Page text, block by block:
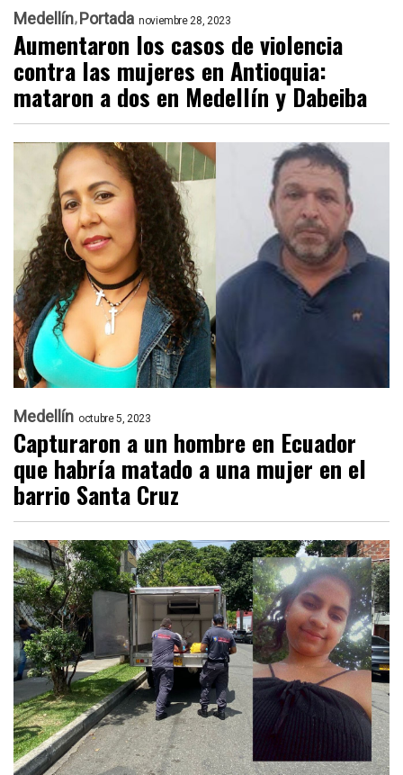
Medellín Portada noviembre 28, 2023
Aumentaron los casos de violencia
contra las mujeres en Antioquia:
mataron a dos en Medellín y Dabeiba
Medellín octubre 5, 2023
Capturaron a un hombre en Ecuador
que habría matado a una mujer en el
barrio Santa Cruz